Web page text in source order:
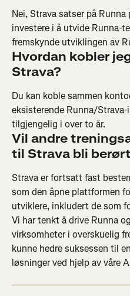
Nei, Strava satser på
investere i å utvide Runna-
fremskynde utviklingen av
Hvordan kobler
Strava?
Du kan koble sammen
eksisterende Runna/
tilgjengelig i over to år.
Vil andre
til Strava bli
Strava er fortsatt fast
som den åpne plattformen
utviklere, inkludert de som
Vi har tenkt å drive Runna
virksomheter i overskuelig
kunne hedre suksessen til
løsninger ved hjelp av våre